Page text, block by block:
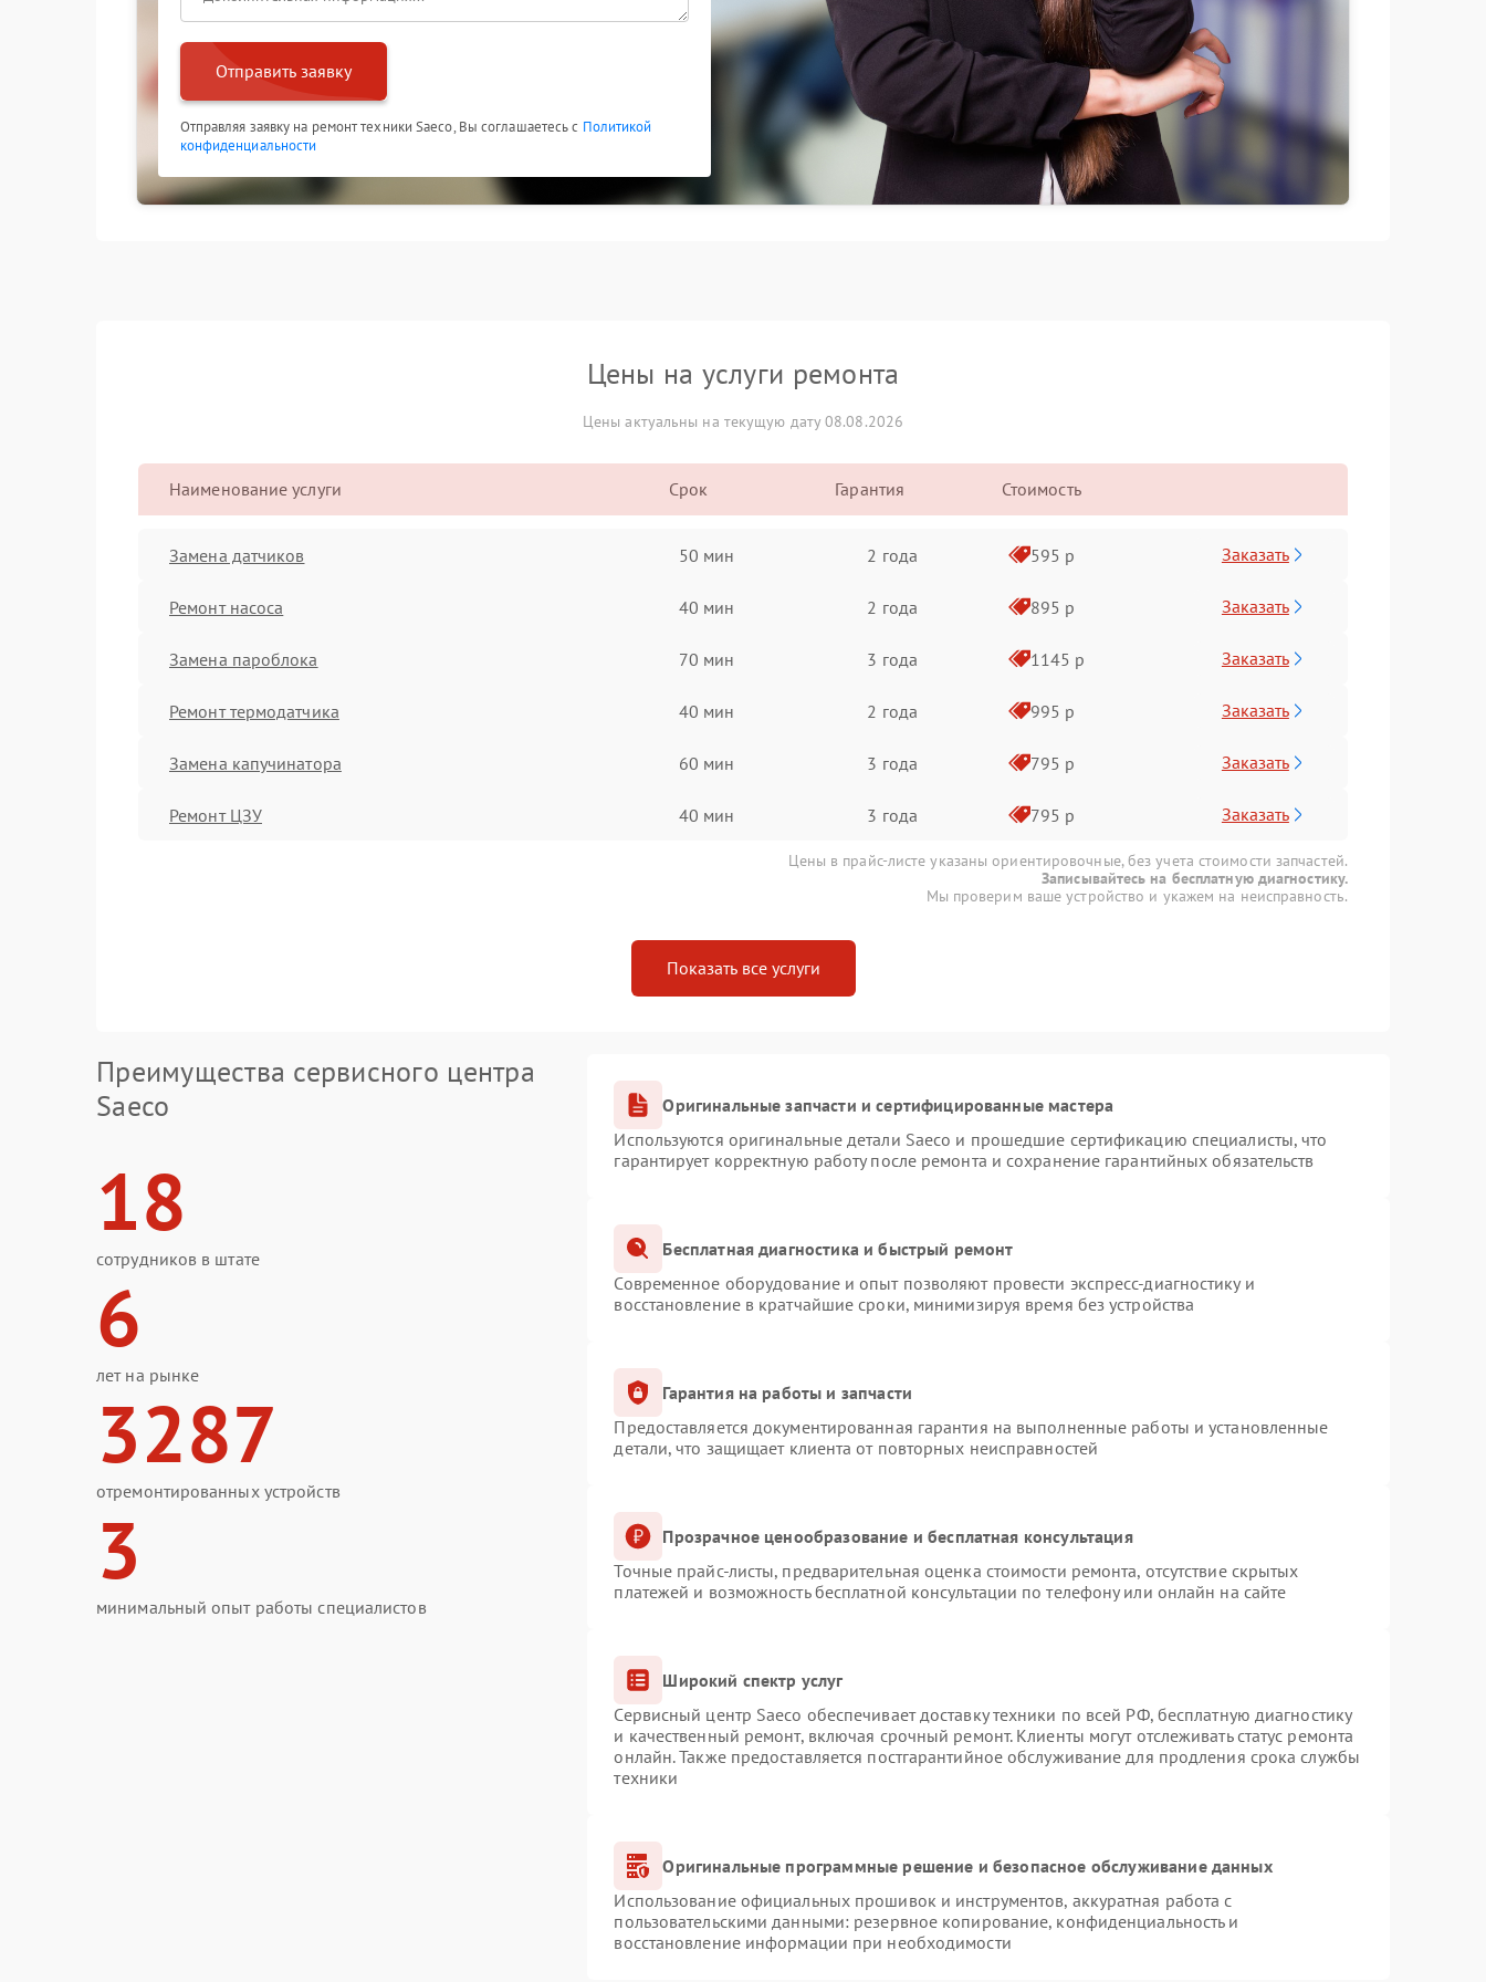
Отправить заявку
Отправляя заявку на ремонт техники Saeco, Вы соглашаетесь с Политикой
конфиденциальности
Цены на услуги ремонта
Цены актуальны на текущую дату 08.08.2026
Наименование услуги Срок Гарантия Стоимость
Замена датчиков 50 мин 2 года 595 р Заказать
Ремонт насоса 40 мин 2 года 895 р Заказать
Замена пароблока 70 мин 3 года 1145 р Заказать
Ремонт термодатчика 40 мин 2 года 995 р Заказать
Замена капучинатора 60 мин 3 года 795 р Заказать
Ремонт ЦЗУ 40 мин 3 года 795 р Заказать
Цены в прайс-листе указаны ориентировочные, без учета стоимости запчастей.
Записывайтесь на бесплатную диагностику.
Мы проверим ваше устройство и укажем на неисправность.
Показать все услуги
Преимущества сервисного центра
Saeco
18
сотрудников в штате
6
лет на рынке
3287
отремонтированных устройств
3
минимальный опыт работы специалистов
Оригинальные запчасти и сертифицированные мастера
Используются оригинальные детали Saeco и прошедшие сертификацию специалисты, что
гарантирует корректную работу после ремонта и сохранение гарантийных обязательств
Бесплатная диагностика и быстрый ремонт
Современное оборудование и опыт позволяют провести экспресс-диагностику и
восстановление в кратчайшие сроки, минимизируя время без устройства
Гарантия на работы и запчасти
Предоставляется документированная гарантия на выполненные работы и установленные
детали, что защищает клиента от повторных неисправностей
Прозрачное ценообразование и бесплатная консультация
Точные прайс-листы, предварительная оценка стоимости ремонта, отсутствие скрытых
платежей и возможность бесплатной консультации по телефону или онлайн на сайте
Широкий спектр услуг
Сервисный центр Saeco обеспечивает доставку техники по всей РФ, бесплатную диагностику
и качественный ремонт, включая срочный ремонт. Клиенты могут отслеживать статус ремонта
онлайн. Также предоставляется постгарантийное обслуживание для продления срока службы
техники
Оригинальные программные решение и безопасное обслуживание данных
Использование официальных прошивок и инструментов, аккуратная работа с
пользовательскими данными: резервное копирование, конфиденциальность и
восстановление информации при необходимости